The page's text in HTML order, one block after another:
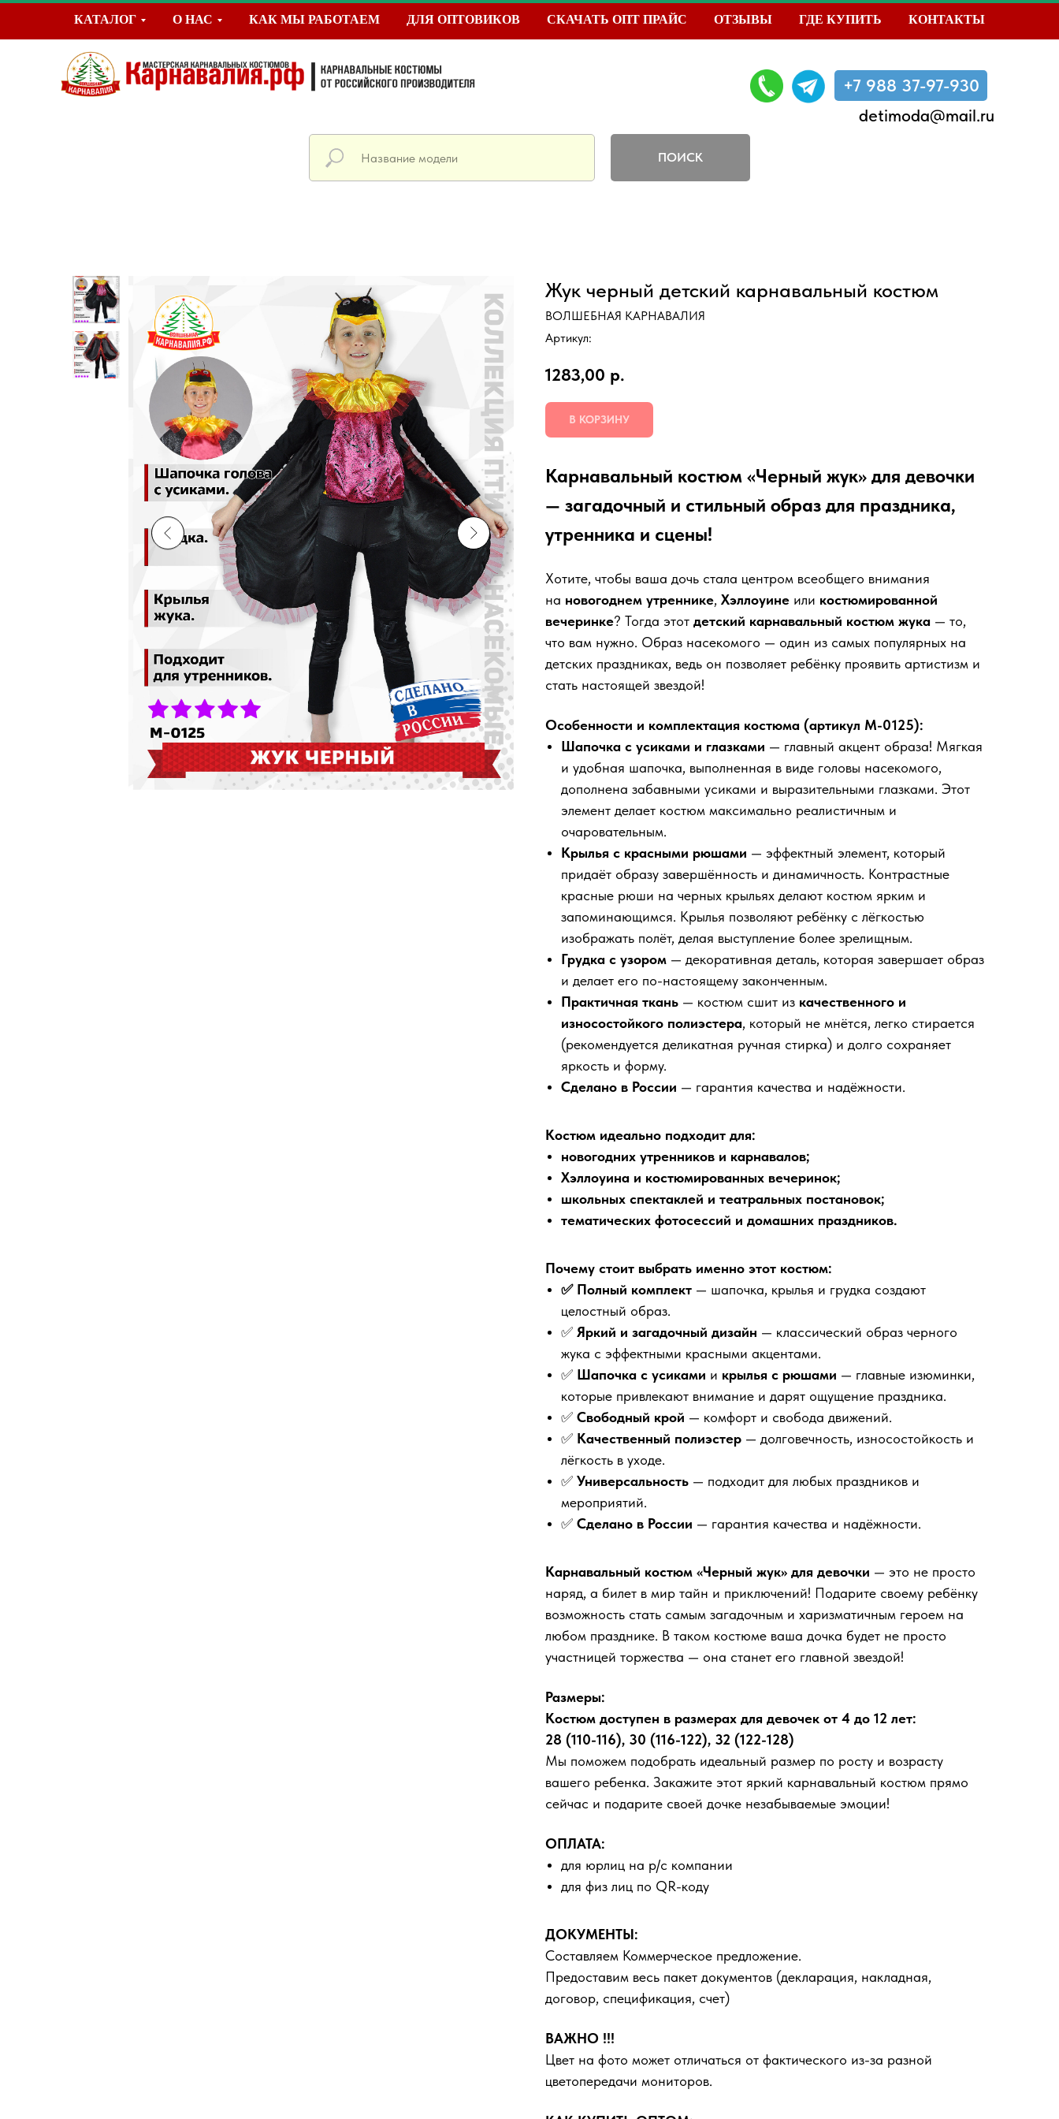
КАТАЛОГ О НАС КАК МЫ РАБОТАЕМ ДЛЯ ОПТОВИКОВ СКАЧАТЬ ОПТ ПРАЙС ОТЗЫВЫ ГДЕ КУПИТЬ КОНТАКТЫ
detimoda@mail.ru
+7 988 37-97-930
ПОИСК
Жук черный детский карнавальный костюм
ВОЛШЕБНАЯ КАРНАВАЛИЯ
Артикул:
1283,00 р.
В КОРЗИНУ
Карнавальный костюм «Черный жук» для девочки
— загадочный и стильный образ для праздника,
утренника и сцены!
Хотите, чтобы ваша дочь стала центром всеобщего внимания
на новогоднем утреннике, Хэллоуине или костюмированной
вечеринке? Тогда этот детский карнавальный костюм жука — то,
что вам нужно. Образ насекомого — один из самых популярных на
детских праздниках, ведь он позволяет ребёнку проявить артистизм и
стать настоящей звездой!
Особенности и комплектация костюма (артикул M-0125):
Шапочка с усиками и глазками — главный акцент образа! Мягкая
и удобная шапочка, выполненная в виде головы насекомого,
дополнена забавными усиками и выразительными глазками. Этот
элемент делает костюм максимально реалистичным и
очаровательным.
Крылья с красными рюшами — эффектный элемент, который
придаёт образу завершённость и динамичность. Контрастные
красные рюши на черных крыльях делают костюм ярким и
запоминающимся. Крылья позволяют ребёнку с лёгкостью
изображать полёт, делая выступление более зрелищным.
Грудка с узором — декоративная деталь, которая завершает образ
и делает его по-настоящему законченным.
Практичная ткань — костюм сшит из качественного и
износостойкого полиэстера, который не мнётся, легко стирается
(рекомендуется деликатная ручная стирка) и долго сохраняет
яркость и форму.
Сделано в России — гарантия качества и надёжности.
Костюм идеально подходит для:
новогодних утренников и карнавалов;
Хэллоуина и костюмированных вечеринок;
школьных спектаклей и театральных постановок;
тематических фотосессий и домашних праздников.
Почему стоит выбрать именно этот костюм:
✅ Полный комплект — шапочка, крылья и грудка создают
целостный образ.
✅ Яркий и загадочный дизайн — классический образ черного
жука с эффектными красными акцентами.
✅ Шапочка с усиками и крылья с рюшами — главные изюминки,
которые привлекают внимание и дарят ощущение праздника.
✅ Свободный крой — комфорт и свобода движений.
✅ Качественный полиэстер — долговечность, износостойкость и
лёгкость в уходе.
✅ Универсальность — подходит для любых праздников и
мероприятий.
✅ Сделано в России — гарантия качества и надёжности.
Карнавальный костюм «Черный жук» для девочки — это не просто
наряд, а билет в мир тайн и приключений! Подарите своему ребёнку
возможность стать самым загадочным и харизматичным героем на
любом празднике. В таком костюме ваша дочка будет не просто
участницей торжества — она станет его главной звездой!
Размеры:
Костюм доступен в размерах для девочек от 4 до 12 лет:
28 (110-116), 30 (116-122), 32 (122-128)
Мы поможем подобрать идеальный размер по росту и возрасту
вашего ребенка. Закажите этот яркий карнавальный костюм прямо
сейчас и подарите своей дочке незабываемые эмоции!
ОПЛАТА:
для юрлиц на р/с компании
для физ лиц по QR-коду
ДОКУМЕНТЫ:
Составляем Коммерческое предложение.
Предоставим весь пакет документов (декларация, накладная,
договор, спецификация, счет)
ВАЖНО !!!
Цвет на фото может отличаться от фактического из-за разной
цветопередачи мониторов.